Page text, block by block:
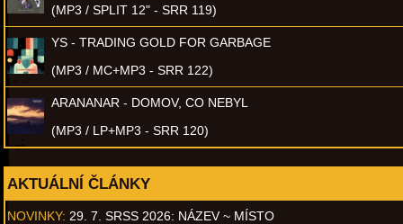
(MP3 / SPLIT 12" - SRR 119)
YS - TRADING GOLD FOR GARBAGE
(MP3 / MC+MP3 - SRR 122)
ARANANAR - DOMOV, CO NEBYL
(MP3 / LP+MP3 - SRR 120)
AKTUÁLNÍ ČLÁNKY
NOVINKY: 29. 7. SRSS 2026: NÁZEV ~ MÍSTO